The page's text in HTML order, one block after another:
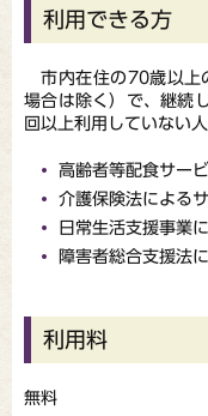
利用できる方
市内在住の70歳以上
場合は除く）で、継続
回以上利用していない人
高齢者等配食サー
介護保険法による
日常生活支援事業
障害者総合支援法
利用料
無料